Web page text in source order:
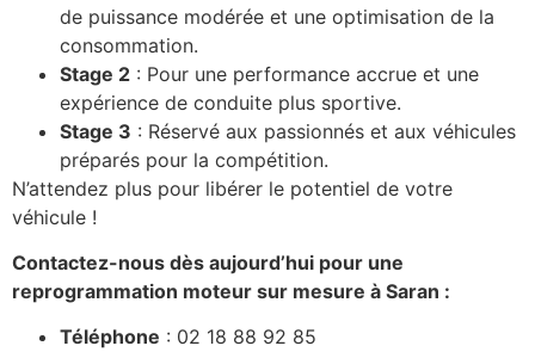
de puissance modérée et une optimisation de la
consommation.
Stage 2 : Pour une performance accrue et une
expérience de conduite plus sportive.
Stage 3 : Réservé aux passionnés et aux véhicules
préparés pour la compétition.
N’attendez plus pour libérer le potentiel de votre
véhicule !
Contactez-nous dès aujourd’hui pour une
reprogrammation moteur sur mesure à Saran :
Téléphone : 02 18 88 92 85